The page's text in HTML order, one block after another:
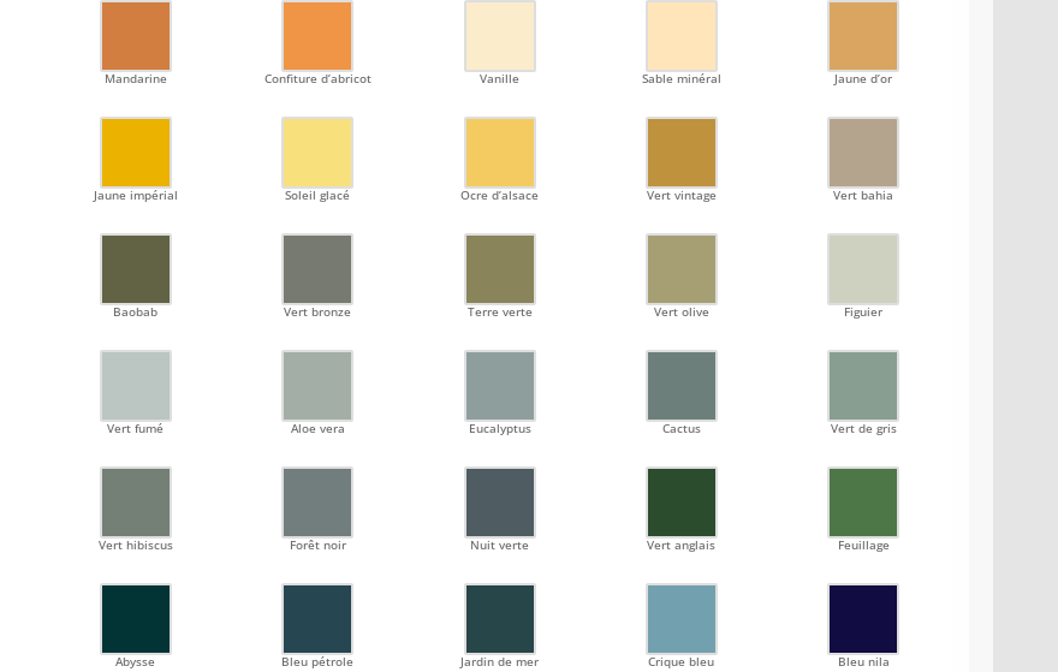
Mandarine Confiture d’abricot Vanille Sable minéral Jaune d’or
Jaune impérial Soleil glacé Ocre d’alsace Vert vintage Vert bahia
Baobab Vert bronze Terre verte Vert olive Figuier
Vert fumé Aloe vera Eucalyptus Cactus Vert de gris
Vert hibiscus Forêt noir Nuit verte Vert anglais Feuillage
Abysse Bleu pétrole Jardin de mer Crique bleu Bleu nila